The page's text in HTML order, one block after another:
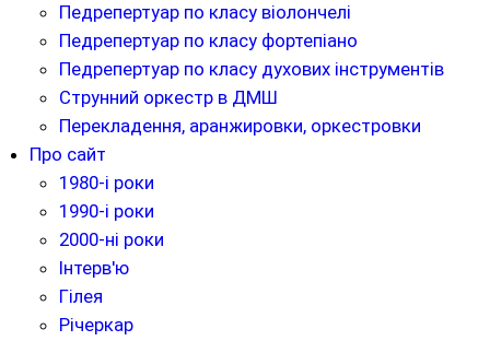
Педрепертуар по класу віолончелі
Педрепертуар по класу фортепіано
Педрепертуар по класу духових інструментів
Струнний оркестр в ДМШ
Перекладення, аранжировки, оркестровки
Про сайт
1980-і роки
1990-і роки
2000-ні роки
Інтерв'ю
Гілея
Річеркар